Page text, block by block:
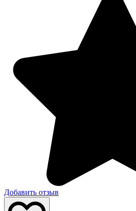
Добавить отзыв